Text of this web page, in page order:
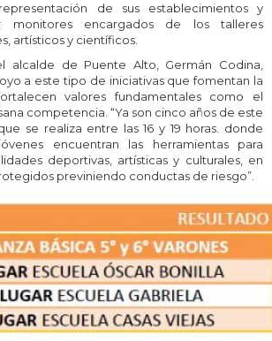
de sus establecimientos y
monitores encargados de los talleres
artísticos y científicos.
alcalde de Puente Alto, Germán Codina,
a este tipo de iniciativas que fomentan la
valores fundamentales como el
competencia. “Ya son cinco años de este
se realiza entre las 16 y 19 horas. donde
encuentran las herramientas para
deportivas, artísticas y culturales, en
previniendo conductas de riesgo”.